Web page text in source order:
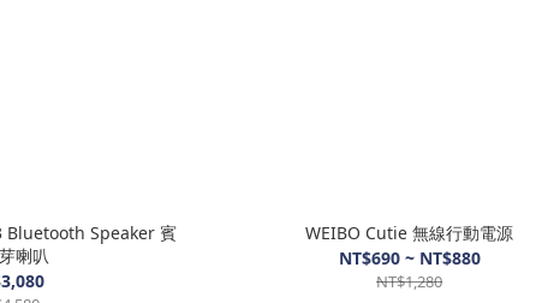
Bluetooth Speaker 賓
喇叭
WEIBO Cutie 無線行動電源
NT$690 ~ NT$880
NT$1,280